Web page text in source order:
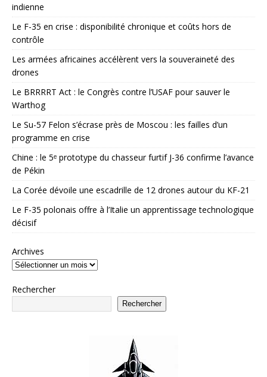
indienne
Le F-35 en crise : disponibilité chronique et coûts hors de
contrôle
Les armées africaines accélèrent vers la souveraineté des
drones
Le BRRRRT Act : le Congrès contre l’USAF pour sauver le
Warthog
Le Su-57 Felon s’écrase près de Moscou : les failles d’un
programme en crise
Chine : le 5ᵉ prototype du chasseur furtif J-36 confirme l’avance
de Pékin
La Corée dévoile une escadrille de 12 drones autour du KF-21
Le F-35 polonais offre à l’Italie un apprentissage technologique
décisif
Archives
Rechercher
Rechercher